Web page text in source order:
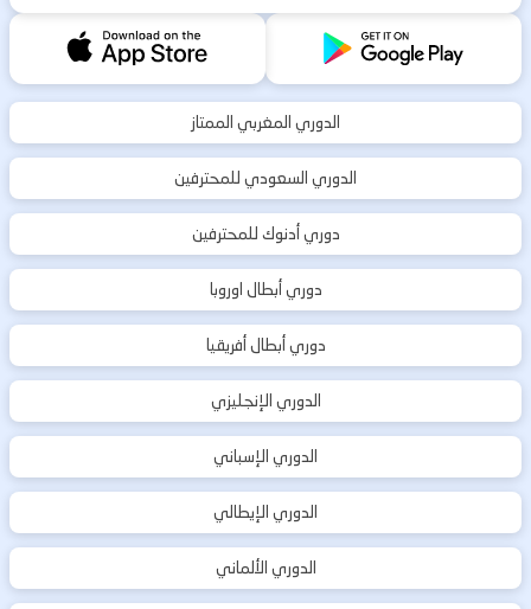
الدوري المغربي الممتاز
الدوري السعودي للمحترفين
دوري أدنوك للمحترفين
دوري أبطال اوروبا
دوري أبطال أفريقيا
الدوري الإنجليزي
الدوري الإسباني
الدوري الإيطالي
الدوري الألماني